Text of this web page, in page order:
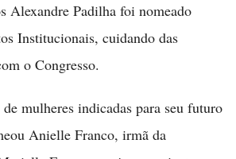
Alexandre Padilha foi nomeado
Institucionais, cuidando das
o Congresso.
mulheres indicadas para seu futuro
Anielle Franco, irmã da